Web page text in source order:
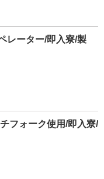
レーター/即入寮/製
フォーク使用/即入寮/